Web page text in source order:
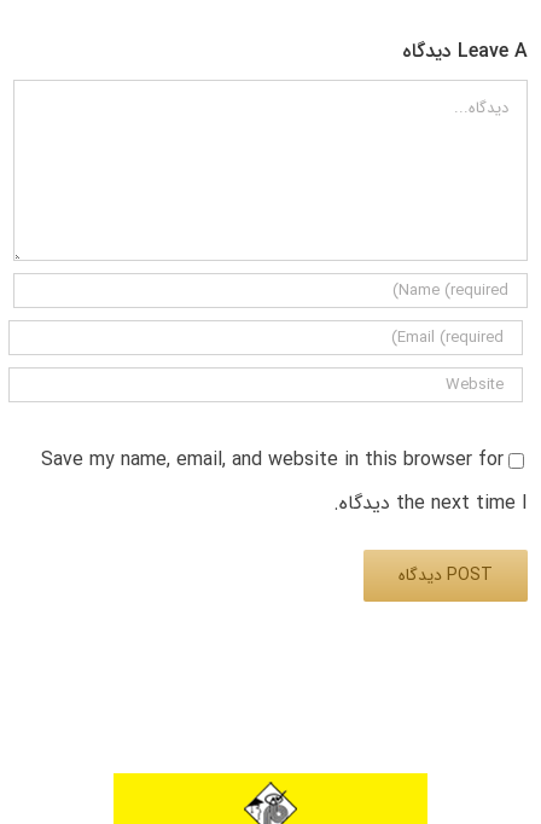
Leave A دیدگاه
دیدگاه
Save my name, email, and website in this browser for
the next time I دیدگاه.